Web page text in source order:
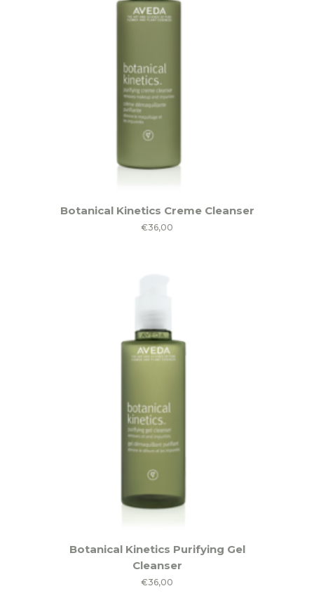
Botanical Kinetics Creme Cleanser
€36,00
Botanical Kinetics Purifying Gel
Cleanser
€36,00